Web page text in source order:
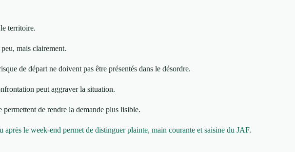
territoire.
mais clairement.
de départ ne doivent pas être présentés dans le désordre.
peut aggraver la situation.
permettent de rendre la demande plus lisible.
après le week-end permet de distinguer plainte, main courante et saisine du JAF.